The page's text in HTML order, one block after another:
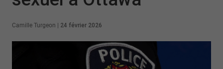
Camille Turgeon 24 février 2026